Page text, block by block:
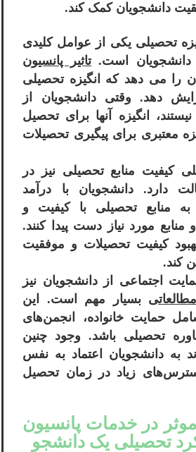
دانشجویان کمک کند.
تحصیلی یکی از عوامل کلیدی
دانشجویان است.تاثیر پانسیون
را می دهد که انگیزه تحصیلی
دهد. وقتی دانشجویان از
انگیزه آنها برای تحصیل
معتبری برای پیگیری تحصیلات
کیفیت منابع تحصیلی نیز در
دارد. دانشجویان با درآمد
منابع تحصیلی با کیفیت و
مورد نیاز دست پیدا کنند.
کیفیت تحصیلات و موفقیت
کند.
اجتماعی از دانشجویان نیز
بسیار مهم است. این
حمایت خانواده، انجمن‌های
تحصیلی باشد. وجود چنین
به دانشجویان اعتماد به نفس
زیاد در زمان تحصیل
و موثر در خدمات پانسیون
تحصیلی یک دانشجو